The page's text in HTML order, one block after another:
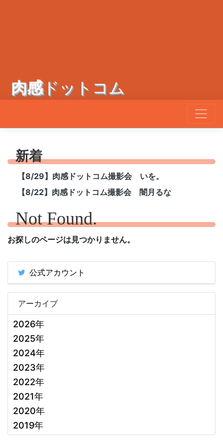
肉感ドットコム
新着
【8/29】肉感ドットコム撮影会 いを。
【8/22】肉感ドットコム撮影会 闇月るな
Not Found.
お探しのページは見つかりません。
公式アカウント
アーカイブ
2026年
2025年
2024年
2023年
2022年
2021年
2020年
2019年